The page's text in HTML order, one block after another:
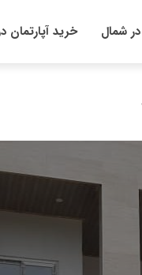
شمال خرید آپارتمان